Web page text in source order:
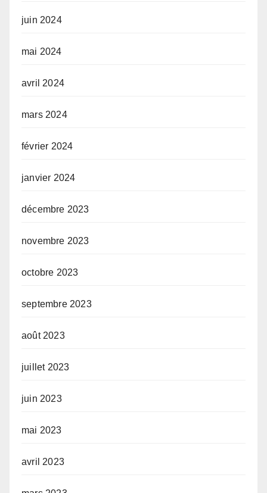
juin 2024
mai 2024
avril 2024
mars 2024
février 2024
janvier 2024
décembre 2023
novembre 2023
octobre 2023
septembre 2023
août 2023
juillet 2023
juin 2023
mai 2023
avril 2023